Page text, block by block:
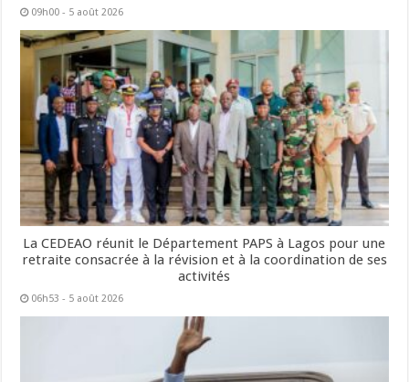
09h00 - 5 août 2026
La CEDEAO réunit le Département PAPS à Lagos pour une
retraite consacrée à la révision et à la coordination de ses
activités
06h53 - 5 août 2026